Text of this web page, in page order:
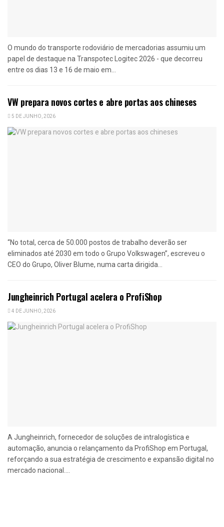
O mundo do transporte rodoviário de mercadorias assumiu um
papel de destaque na Transpotec Logitec 2026 - que decorreu
entre os dias 13 e 16 de maio em...
VW prepara novos cortes e abre portas aos chineses
5 DE JUNHO, 2026
“No total, cerca de 50.000 postos de trabalho deverão ser
eliminados até 2030 em todo o Grupo Volkswagen”, escreveu o
CEO do Grupo, Oliver Blume, numa carta dirigida...
Jungheinrich Portugal acelera o ProfiShop
4 DE JUNHO, 2026
A Jungheinrich, fornecedor de soluções de intralogística e
automação, anuncia o relançamento da ProfiShop em Portugal,
reforçando a sua estratégia de crescimento e expansão digital no
mercado nacional....